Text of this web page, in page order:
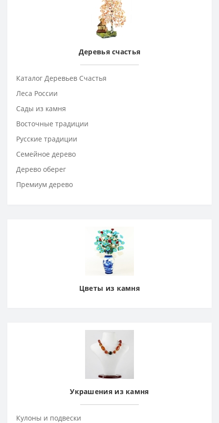
Деревья счастья
Каталог Деревьев Счастья
Леса России
Сады из камня
Восточные традиции
Русские традиции
Семейное дерево
Дерево оберег
Премиум дерево
Цветы из камня
Украшения из камня
Кулоны и подвески